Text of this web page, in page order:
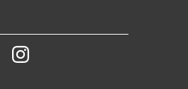
TwitterInstagram